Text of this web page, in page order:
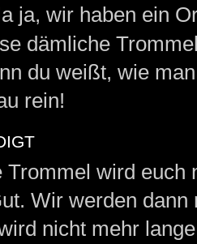
ja, wir haben ein
dämliche
du weißt, wie
rein!
Trommel wird euch
Wir werden dann
nicht mehr